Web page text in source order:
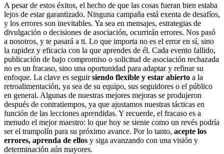
A pesar de estos éxitos, el hecho de que las cosas fueran bien estaba
lejos de estar garantizado. Ninguna campaña está exenta de desafíos,
y los errores son inevitables. Ya sea en mensajes, estrategias de
divulgación o decisiones de asociación, ocurrirán errores. Nos pasó
a nosotros, y te pasará a ti. Lo que importa no es el error en sí, sino
la rapidez y eficacia con la que aprendes de él. Cada evento fallido,
publicación de bajo compromiso o solicitud de asociación rechazada
no es un fracaso, sino una oportunidad para adaptar y refinar su
enfoque. La clave es seguirsiendo flexible y estar abierto a la
retroalimentación, ya sea de su equipo, sus seguidores o el público
en general. Algunas de nuestras mejores mejoras se produjeron
después de contratiempos, ya que ajustamos nuestras tácticas en
función de las lecciones aprendidas. Y recuerde, el fracaso es a
menudo el mejor maestro: lo que hoy se siente como un revés podría
ser el trampolín para su próximo avance. Por lo tanto, acepte los
errores, aprenda de ellos y siga avanzando con una visión y
determinación aún mayores.